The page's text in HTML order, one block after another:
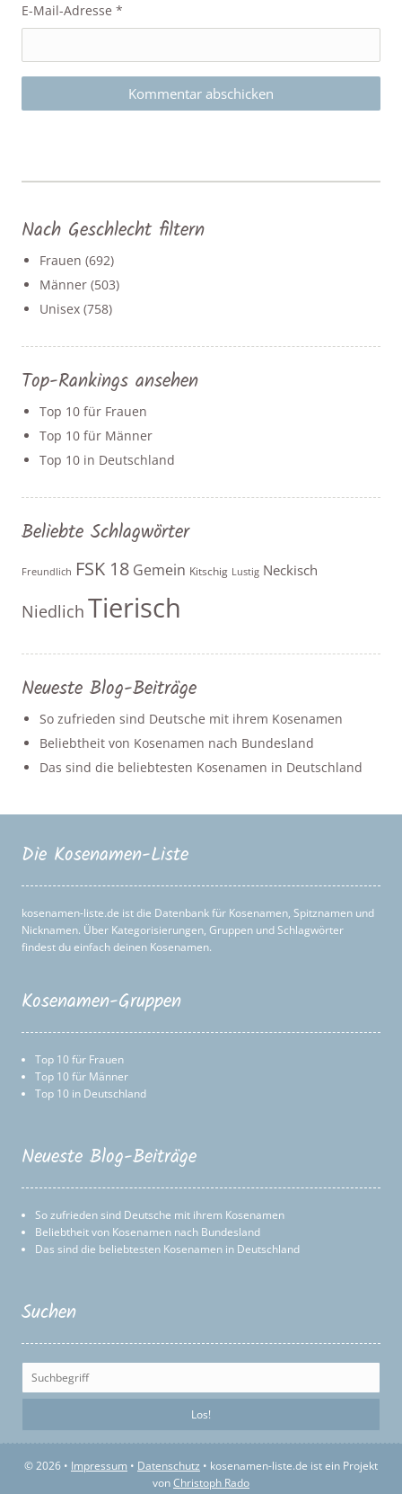
E-Mail-Adresse*
Nach Geschlecht filtern
Frauen (692)
Männer (503)
Unisex (758)
Top-Rankings ansehen
Top 10 für Frauen
Top 10 für Männer
Top 10 in Deutschland
Beliebte Schlagwörter
Freundlich FSK 18 Gemein Kitschig Lustig Neckisch
Niedlich Tierisch
Neueste Blog-Beiträge
So zufrieden sind Deutsche mit ihrem Kosenamen
Beliebtheit von Kosenamen nach Bundesland
Das sind die beliebtesten Kosenamen in Deutschland
Die Kosenamen-Liste
kosenamen-liste.de ist die Datenbank für Kosenamen, Spitznamen und
Nicknamen. Über Kategorisierungen, Gruppen und Schlagwörter
findest du einfach deinen Kosenamen.
Kosenamen-Gruppen
Top 10 für Frauen
Top 10 für Männer
Top 10 in Deutschland
Neueste Blog-Beiträge
So zufrieden sind Deutsche mit ihrem Kosenamen
Beliebtheit von Kosenamen nach Bundesland
Das sind die beliebtesten Kosenamen in Deutschland
Suchen
© 2026 • Impressum • Datenschutz • kosenamen-liste.de ist ein Projekt
vonChristoph Rado